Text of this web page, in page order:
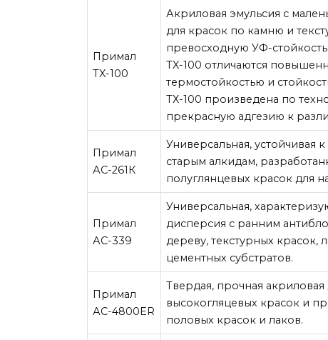
Примал
TX-100
Акриловая эмульсия с
для красок по камню и
превосходную УФ-
TX-100 отличаются
термостойкостью и
ТХ-100 произведена по
прекрасную адгезию к
Примал
АС-261К
Универсальная, устойчивая
старым алкидам,
полуглянцевых красок для
Примал
АС-339
Универсальная,
дисперсия с ранним
дереву, текстурных красок,
цементных субстратов.
Примал
АС-4800ER
Твердая, прочная
высокогляцевых красок и
половых красок и лаков.